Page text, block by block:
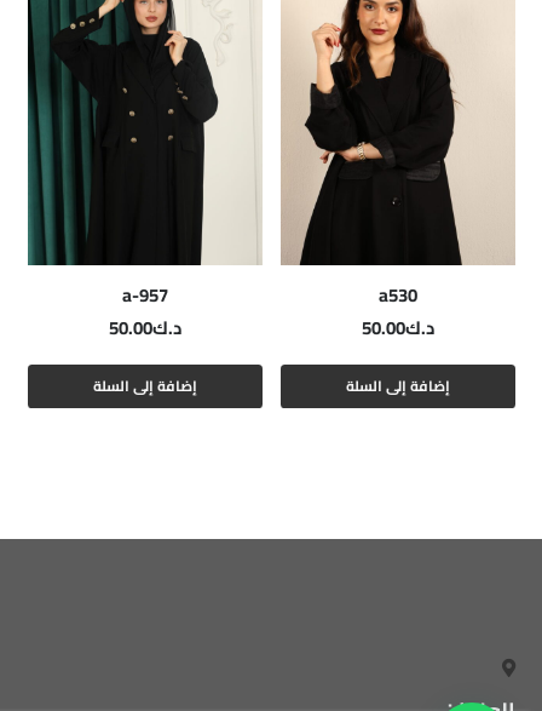
a530
د.ك50.00
إضافة إلى السلة
a-957
د.ك50.00
إضافة إلى السلة